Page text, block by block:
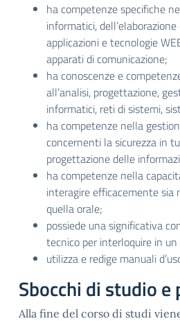
ha competenze specifiche
informatici,
applicazioni e tecnologie
apparati di comunicazione;
ha conoscenze e
all’analisi, progettazione,
informatici, reti di sistemi,
ha competenze nella
concernenti la sicurezza in
progettazione delle
ha competenze nella
interagire efficacemente
quella orale;
possiede una significativa
tecnico per interloquire in
utilizza e redige manuali
Sbocchi di studio
Alla fine del corso di studi